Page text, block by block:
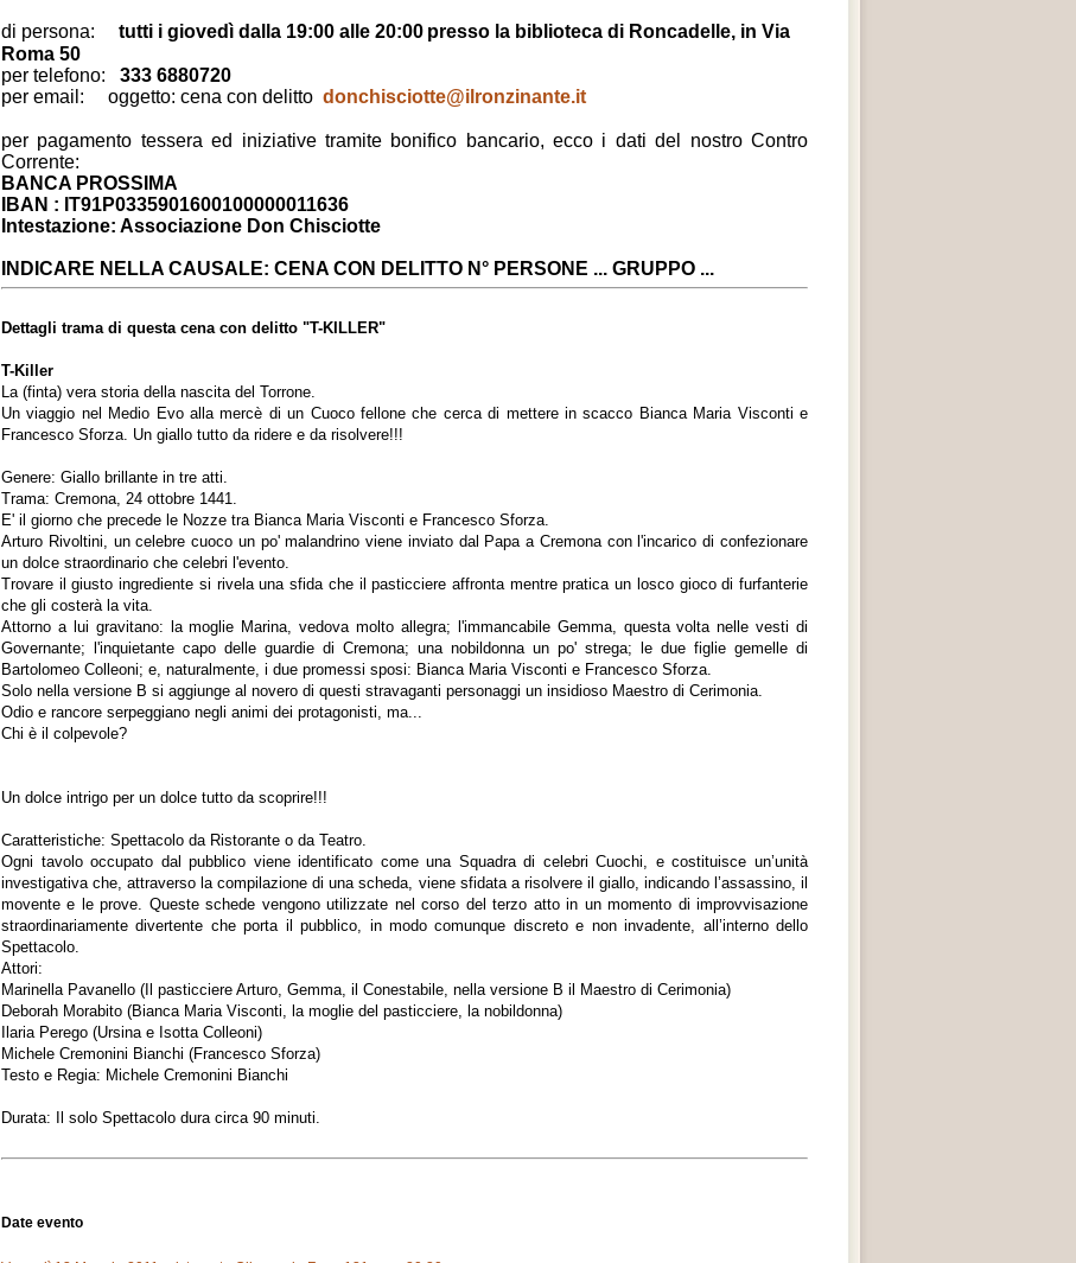
di persona: tutti i giovedì dalla 19:00 alle 20:00 presso la biblioteca di Roncadelle, in Via
Roma 50
per telefono: 333 6880720
per email: oggetto: cena con delitto donchisciotte@ilronzinante.it
per pagamento tessera ed iniziative tramite bonifico bancario, ecco i dati del nostro Contro
Corrente:
BANCA PROSSIMA
IBAN : IT91P0335901600100000011636
Intestazione: Associazione Don Chisciotte
INDICARE NELLA CAUSALE: CENA CON DELITTO N° PERSONE ... GRUPPO ...
Dettagli trama di questa cena con delitto "T-KILLER"
T-Killer
La (finta) vera storia della nascita del Torrone.
Un viaggio nel Medio Evo alla mercè di un Cuoco fellone che cerca di mettere in scacco Bianca Maria Visconti e
Francesco Sforza. Un giallo tutto da ridere e da risolvere!!!
Genere: Giallo brillante in tre atti.
Trama: Cremona, 24 ottobre 1441.
E' il giorno che precede le Nozze tra Bianca Maria Visconti e Francesco Sforza.
Arturo Rivoltini, un celebre cuoco un po' malandrino viene inviato dal Papa a Cremona con l'incarico di confezionare
un dolce straordinario che celebri l'evento.
Trovare il giusto ingrediente si rivela una sfida che il pasticciere affronta mentre pratica un losco gioco di furfanterie
che gli costerà la vita.
Attorno a lui gravitano: la moglie Marina, vedova molto allegra; l'immancabile Gemma, questa volta nelle vesti di
Governante; l'inquietante capo delle guardie di Cremona; una nobildonna un po' strega; le due figlie gemelle di
Bartolomeo Colleoni; e, naturalmente, i due promessi sposi: Bianca Maria Visconti e Francesco Sforza.
Solo nella versione B si aggiunge al novero di questi stravaganti personaggi un insidioso Maestro di Cerimonia.
Odio e rancore serpeggiano negli animi dei protagonisti, ma...
Chi è il colpevole?
Un dolce intrigo per un dolce tutto da scoprire!!!
Caratteristiche: Spettacolo da Ristorante o da Teatro.
Ogni tavolo occupato dal pubblico viene identificato come una Squadra di celebri Cuochi, e costituisce un’unità
investigativa che, attraverso la compilazione di una scheda, viene sfidata a risolvere il giallo, indicando l’assassino, il
movente e le prove. Queste schede vengono utilizzate nel corso del terzo atto in un momento di improvvisazione
straordinariamente divertente che porta il pubblico, in modo comunque discreto e non invadente, all’interno dello
Spettacolo.
Attori:
Marinella Pavanello (Il pasticciere Arturo, Gemma, il Conestabile, nella versione B il Maestro di Cerimonia)
Deborah Morabito (Bianca Maria Visconti, la moglie del pasticciere, la nobildonna)
Ilaria Perego (Ursina e Isotta Colleoni)
Michele Cremonini Bianchi (Francesco Sforza)
Testo e Regia: Michele Cremonini Bianchi
Durata: Il solo Spettacolo dura circa 90 minuti.
Date evento